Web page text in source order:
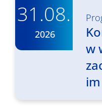
31.08.
2026
w
im